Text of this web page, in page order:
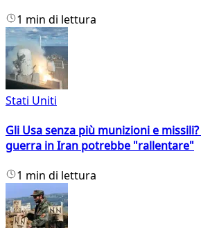
1 min di lettura
Stati Uniti
Gli Usa senza più munizioni e
guerra in Iran potrebbe "rallentare"
1 min di lettura